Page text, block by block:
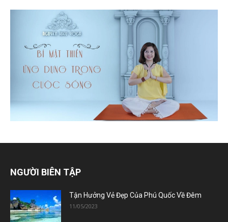
NGƯỜI BIÊN TẬP
Tận Hưởng Vẻ Đẹp Của Phú Quốc Về Đêm
11/05/2023